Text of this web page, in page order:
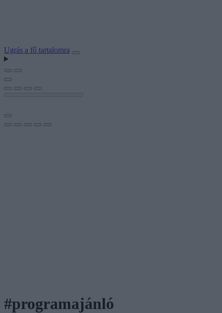
Ugrás a fő tartalomra
#programajánló